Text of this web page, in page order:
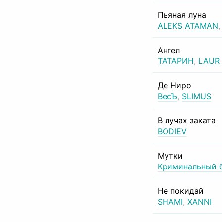
Пьяная луна
ALEKS ATAMAN,
Ангел
ТАТАРИН, LAUR
Де Ниро
ВесЪ, SLIMUS
В лучах заката
BODIEV
Мутки
Криминальный
Не покидай
SHAMI, XANNI